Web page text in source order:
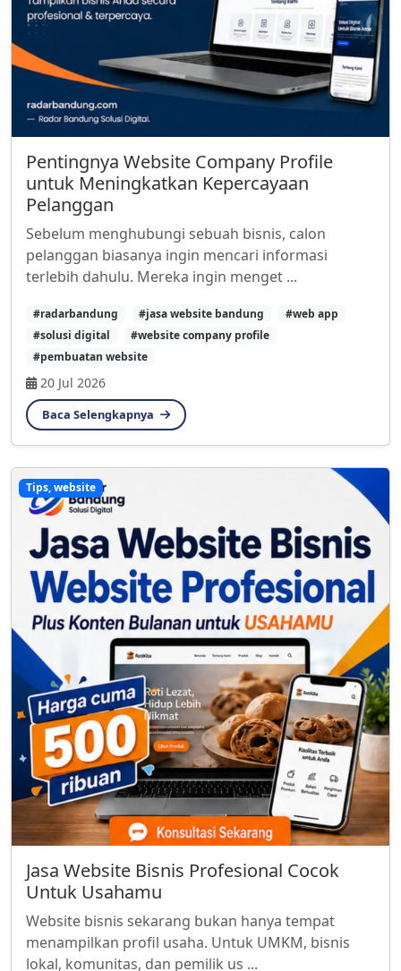
Pentingnya Website Company Profile
untuk Meningkatkan Kepercayaan
Pelanggan
Sebelum menghubungi sebuah bisnis, calon
pelanggan biasanya ingin mencari informasi
terlebih dahulu. Mereka ingin menget ...
#radarbandung #jasa website bandung
#web app
#solusi digital
#website company profile
#pembuatan website
20 Jul 2026
Baca Selengkapnya
Tips, website
Jasa Website Bisnis Profesional Cocok
Untuk Usahamu
Website bisnis sekarang bukan hanya tempat
menampilkan profil usaha. Untuk UMKM, bisnis
lokal, komunitas, dan pemilik us ...